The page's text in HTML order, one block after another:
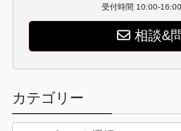
受付時間 10:00-
相談&
カテゴリー